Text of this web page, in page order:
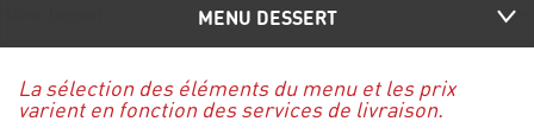
MENU DESSERT
La sélection des éléments du menu et les prix
varient en fonction des services de livraison.